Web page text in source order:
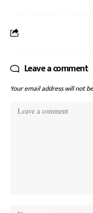
Leave a comment
Your email address will not